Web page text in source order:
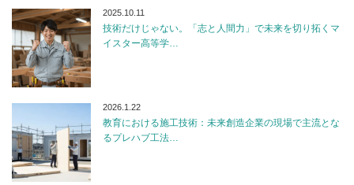
2025.10.11
技術だけじゃない。「志と人間力」で未来を切り拓くマ
イスター高等学…
2026.1.22
教育における施工技術：未来創造企業の現場で主流とな
るプレハブ工法…